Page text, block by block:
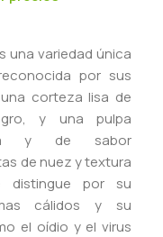
una variedad única
por sus
corteza lisa de
y una pulpa
y de sabor
de nuez y textura
distingue por su
cálidos y su
el oídio y el virus